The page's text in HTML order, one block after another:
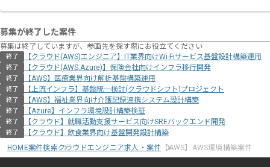
募集が終了した案件
募集は終了していますが、参画先を探す際にお役立てください
終了 【クラウド(AWS)エンジニア】IT業界向けWi-Fiサービス基盤設計構築運用
終了 【クラウド(AWS,Azure)】保険会社向けインフラ移行開発
終了 【AWS】医療業界向け解析基盤構築運用
終了 【上流インフラ】基盤統一検討(クラウドシフト)プロジェクト
終了 【AWS】福祉業界向け介護記録連携システム設計構築
終了 【Azure】インフラ環境設計構築検証
終了 【クラウド】就職活動支援サービス向けSREバックエンド開発
終了
【クラウド】飲食業界向け基盤開発設計構築
HOME案件検索クラウドエンジニア求人・案件 【AWS】AWS環境構築案件